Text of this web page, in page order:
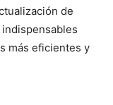
de
más eficientes y